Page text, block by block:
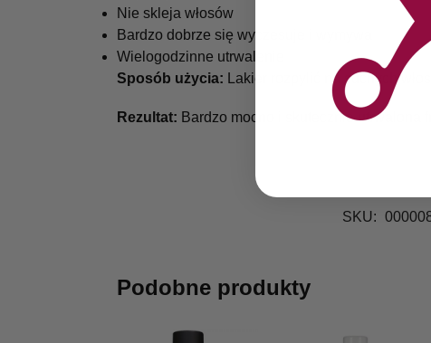
Nie skleja włosów
Bardzo dobrze się wyczesuje i wymywa
Wielogodzinne utrwalenie
Sposób użycia: Lakier rozpylić na suchych
Rezultat: Bardzo mocno i skutecznie utrwalona
SKU:
Podobne produkty